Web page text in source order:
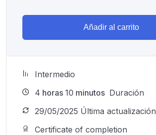
Añadir al carrito
Intermedio
4 horas 10 minutos Duración
29/05/2025 Última actualización
Certificate of completion